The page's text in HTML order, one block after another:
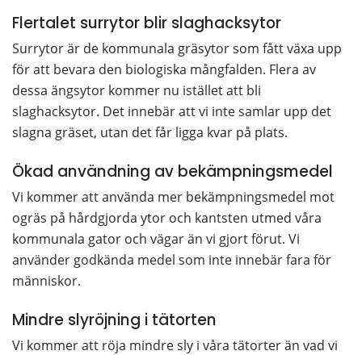
Flertalet surrytor blir slaghacksytor
Surrytor är de kommunala gräsytor som fått växa upp
för att bevara den biologiska mångfalden. Flera av
dessa ängsytor kommer nu istället att bli
slaghacksytor. Det innebär att vi inte samlar upp det
slagna gräset, utan det får ligga kvar på plats.
Ökad användning av bekämpningsmedel
Vi kommer att använda mer bekämpningsmedel mot
ogräs på hårdgjorda ytor och kantsten utmed våra
kommunala gator och vägar än vi gjort förut. Vi
använder godkända medel som inte innebär fara för
människor.
Mindre slyröjning i tätorten
Vi kommer att röja mindre sly i våra tätorter än vad vi